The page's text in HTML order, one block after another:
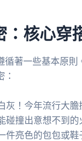
核心穿
著一些基本原
灰！今年流行大
碰撞出意想不到
件亮色的包包或鞋